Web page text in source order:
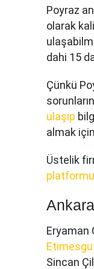
Poyraz
olarak
dahi 15
Çünkü
ulaşıp
almak
Üstelik
platformu
Eryaman
Sincan